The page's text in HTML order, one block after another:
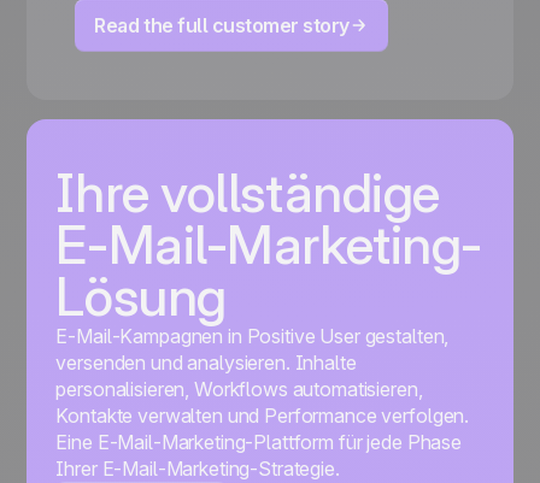
Read the full customer story
Ihre vollständige
E-Mail-Marketing-
Lösung
E-Mail-Kampagnen in Positive User gestalten,
versenden und analysieren. Inhalte
personalisieren, Workflows automatisieren,
Kontakte verwalten und Performance verfolgen.
Eine E-Mail-Marketing-Plattform für jede Phase
Ihrer E-Mail-Marketing-Strategie.